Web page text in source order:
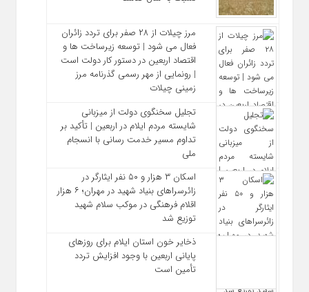
مرز چیلات از ۲۸ صفر برای تردد زائران
فعال می‌ شود | توسعه زیرساخت‌ ها و
اقتصاد اربعین در دستور کار دولت است
| رونمایی از مهر رسمی گذرنامه مرز
زمینی چیلات
تجلیل سخنگوی دولت از میزبانی
شایسته مردم ایلام در اربعین | تأکید بر
تداوم مسیر خدمت‌ رسانی با انسجام
ملی
اسکان ۳ هزار و ۵۰ نفر ایثارگر در
زائرسراهای بنیاد شهید در مهران؛ ۶ هزار
اقلام فرهنگی در موکب سلام شهید
توزیع شد
ذخایر خون استان ایلام برای روزهای
پایانی اربعین با وجود افزایش تردد
تأمین است